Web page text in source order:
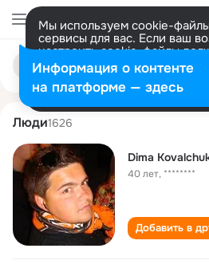
Мы используем cookie-
сервисы для вас. Если ваш
настроить cookie-файлы
представитель. Больше
Разрешить все Настроить
Поиск
людям
dima kovalchuk
Люди1626
Dima
40 лет, ********
Добавить в
Информация о контенте
на платформе — здесь